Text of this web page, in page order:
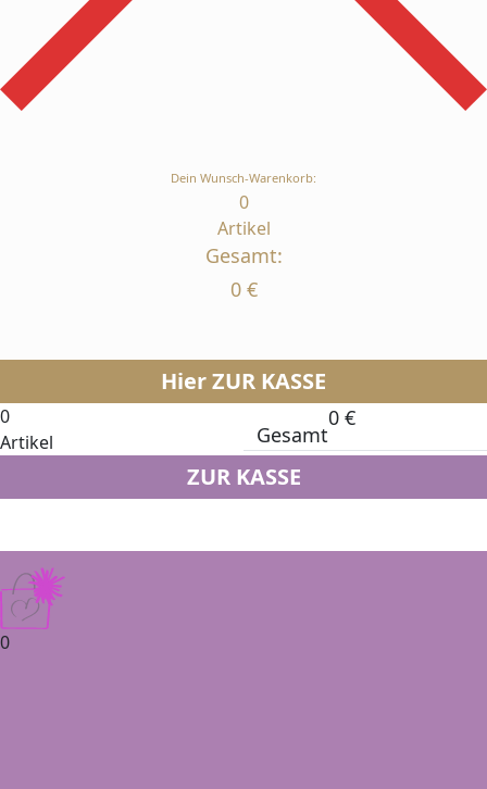
Dein Wunsch-Warenkorb:
0
Artikel
Gesamt:
0 €
Hier ZUR KASSE
0
Artikel
Gesamt
0 €
ZUR KASSE
0